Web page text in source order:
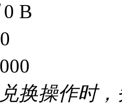
B
换操作时